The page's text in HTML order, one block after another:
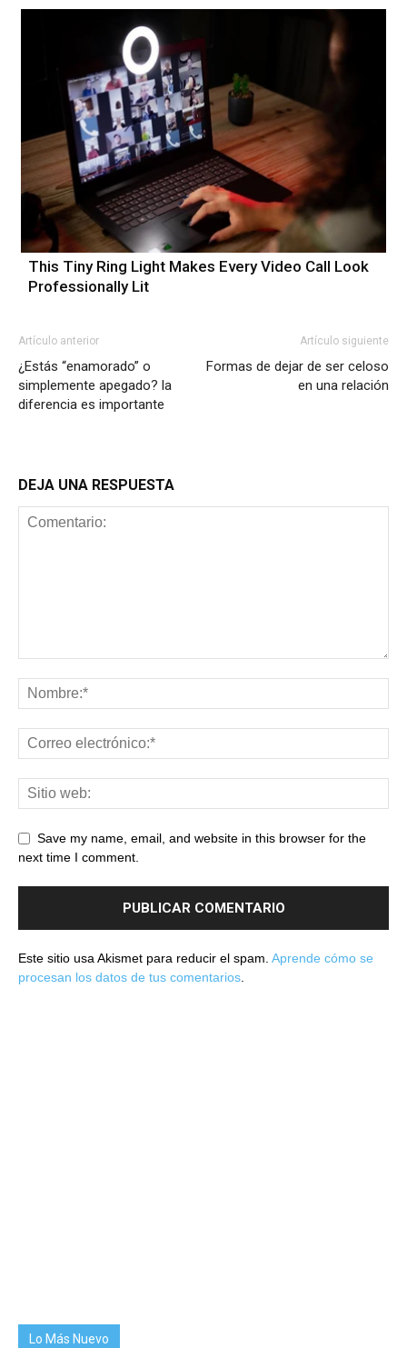
This Tiny Ring Light Makes Every Video Call Look
Professionally Lit
Artículo anterior
¿Estás “enamorado” o
simplemente apegado? la
diferencia es importante
Artículo siguiente
Formas de dejar de ser celoso
en una relación
DEJA UNA RESPUESTA
Save my name, email, and website in this browser for the
next time I comment.
Este sitio usa Akismet para reducir el spam. Aprende cómo se
procesan los datos de tus comentarios.
Lo Más Nuevo